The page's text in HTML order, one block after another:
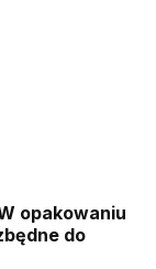
opakowaniu
do